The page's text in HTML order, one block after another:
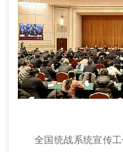
全国统战系统宣传